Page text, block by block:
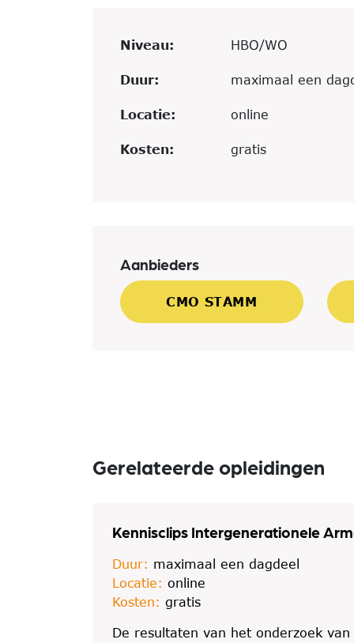
Niveau: HBO/WO
Duur: maximaal een
Locatie: online
Kosten: gratis
Aanbieders
CMO STAMM
Gerelateerde opleidingen
Kennisclips Intergenerationele
Duur: maximaal een dagdeel
Locatie: online
Kosten: gratis
De resultaten van het onderzoek